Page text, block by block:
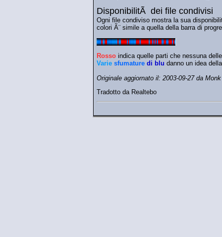
DisponibilitÃ dei file condivisi
Ogni file condiviso mostra la sua
colori Ã¨ simile a quella della barra di
Rossoindica quelle parti che nessuna
Varie sfumature di blu danno un idea
Originale aggiornato il: 2003-09-27 da Monk
Tradotto da Realtebo